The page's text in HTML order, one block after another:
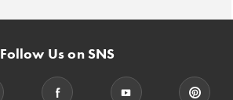
Follow Us on SNS